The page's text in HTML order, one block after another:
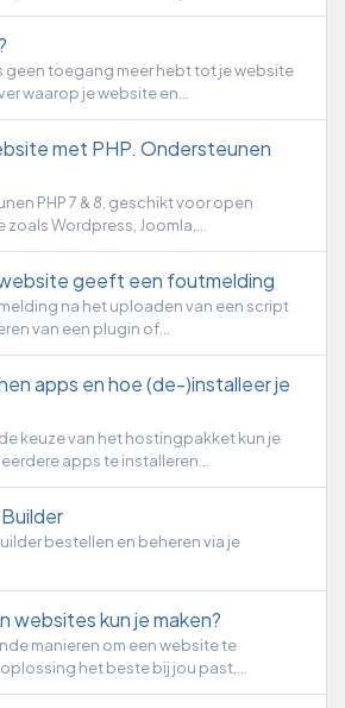
geen toegang meer hebt tot je website
waarop je website en...
met PHP. Ondersteunen
PHP 7 & 8, geschikt voor open
Wordpress, Joomla,...
geeft een foutmelding
na het uploaden van een script
van een plugin of...
apps en hoe (de-)installeer je
keuze van het hostingpakket kun je
apps te installeren...
bestellen en beheren via je
websites kun je maken?
manieren om een website te
het beste bij jou past,...